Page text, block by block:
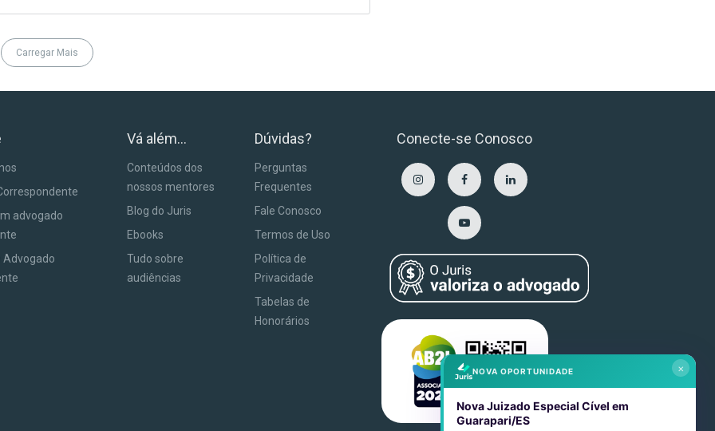
Carregar Mais
advogado
Advogado
Vá além...
Conteúdos dos
nossos mentores
Blog do Juris
Ebooks
Tudo sobre
audiências
Dúvidas?
Perguntas
Frequentes
Fale Conosco
Termos de Uso
Política de
Privacidade
Tabelas de
Honorários
Conecte-se Conosco
×
NOVA OPORTUNIDADE
Nova Juizado Especial Cível em
Guarapari/ES